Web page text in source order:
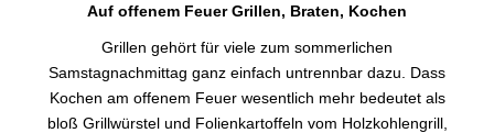
Auf offenem Feuer Grillen, Braten, Kochen
Grillen gehört für viele zum sommerlichen
Samstagnachmittag ganz einfach untrennbar dazu. Dass
Kochen am offenem Feuer wesentlich mehr bedeutet als
bloß Grillwürstel und Folienkartoffeln vom Holzkohlengrill,